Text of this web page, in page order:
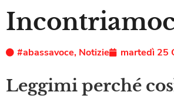
#abassavoce, Notizie martedì 25
Leggimi perché